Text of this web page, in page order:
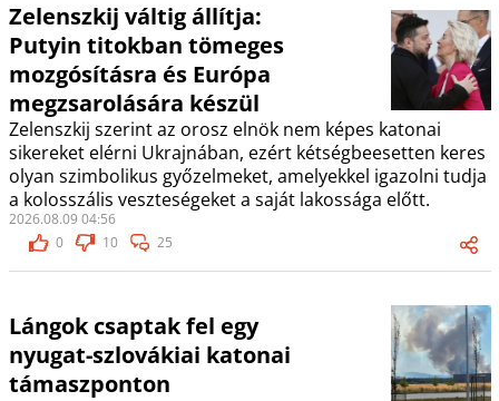
Zelenszkij váltig állítja:
Putyin titokban tömeges
mozgósításra és Európa
megzsarolására készül
Zelenszkij szerint az orosz elnök nem képes katonai
sikereket elérni Ukrajnában, ezért kétségbeesetten keres
olyan szimbolikus győzelmeket, amelyekkel igazolni tudja
a kolosszális veszteségeket a saját lakossága előtt.
2026.08.09 04:56
0
10 25
Lángok csaptak fel egy
nyugat-szlovákiai katonai
támaszponton